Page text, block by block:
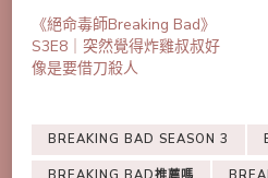
《絕命毒師Breaking Bad》
S3E8｜突然覺得炸雞叔叔好
像是要借刀殺人
BREAKING BAD SEASON 3